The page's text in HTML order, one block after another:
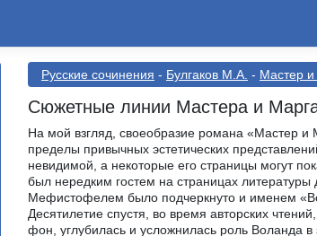
Русские сочинения - Булгаков М.А. - Мастер и
Сюжетные линии Мастера и
На мой взгляд, своеобразие романа «Мастер и
пределы привычных эстетических
невидимой, а некоторые его страницы могут
был нередким гостем на страницах литературы
Мефистофелем было подчеркнуто и именем
Десятилетие спустя, во время авторских
фон, углубилась и усложнилась роль Воланда